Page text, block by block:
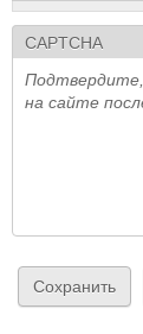
CAPTCHA
на сайте